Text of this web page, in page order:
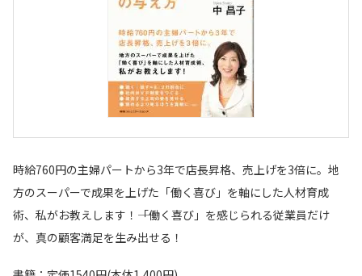
時給760円の主婦パートから3年で店長昇格、売上げを3倍に。地
方のスーパーで成果を上げた「働く喜び」を軸にした人材育成
術、私がお教えします！――「働く喜び」を感じられる従業員だけ
が、真の顧客満足を生み出せる！